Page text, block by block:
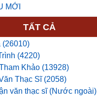
MỚI
TẤT CẢ
(26010)
(4220)
Khảo (13928)
Thạc Sĩ (2058)
văn thạc sĩ (Nước ngoài)